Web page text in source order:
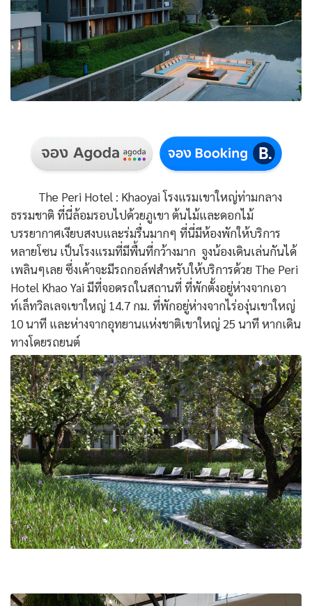
The Peri Hotel : Khaoyai โรงแรมเขาใหญ่ท่ามกลาง
ธรรมชาติ ที่นี่ล้อมรอบไปด้วยภูเขา ต้นไม้และดอกไม้
บรรยากาศเงียบสงบและร่มรื่นมากๆ ที่นี่มีห้องพักให้บริการ
หลายโซน เป็นโรงแรมที่มีพื้นที่กว้างมาก จูงน้องเดินเล่นกันได้
เพลินๆเลย ซึ่งเค้าจะมีรถกอล์ฟสำหรับให้บริการด้วย The Peri
Hotel Khao Yai มีที่จอดรถในสถานที่ ที่พักตั้งอยู่ห่างจากเอา
ท์เล็ทวิลเลจเขาใหญ่ 14.7 กม. ที่พักอยู่ห่างจากไร่องุ่นเขาใหญ่
10 นาที และห่างจากอุทยานแห่งชาติเขาใหญ่ 25 นาที หากเดิน
ทางโดยรถยนต์